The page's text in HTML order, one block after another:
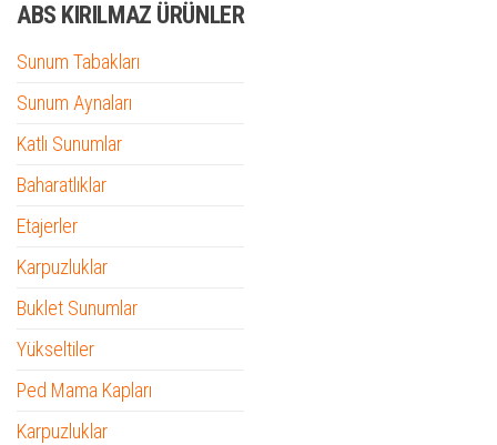
ABS KIRILMAZ ÜRÜNLER
Sunum Tabakları
Sunum Aynaları
Katlı Sunumlar
Baharatlıklar
Etajerler
Karpuzluklar
Buklet Sunumlar
Yükseltiler
Ped Mama Kapları
Karpuzluklar